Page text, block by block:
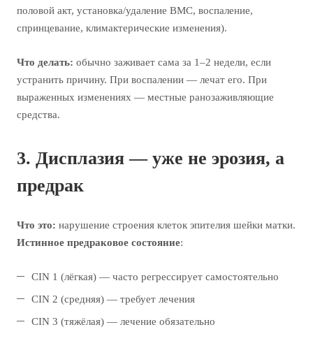
половой акт, установка/удаление ВМС, воспаление,
спринцевание, климактерические изменения).
Что делать: обычно заживает сама за 1–2 недели, если
устранить причину. При воспалении — лечат его. При
выраженных изменениях — местные ранозаживляющие
средства.
3. Дисплазия — уже не эрозия, а
предрак
Что это: нарушение строения клеток эпителия шейки матки.
Истинное предраковое состояние:
CIN 1 (лёгкая) — часто регрессирует самостоятельно
CIN 2 (средняя) — требует лечения
CIN 3 (тяжёлая) — лечение обязательно